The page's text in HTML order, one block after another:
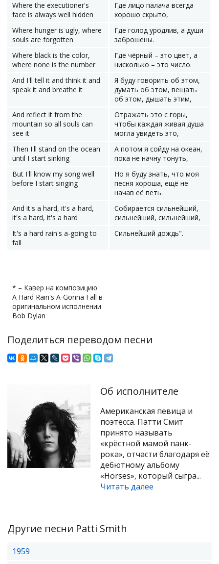
Where the executioner's
face is always well hidden
Где лицо палача всегда
хорошо скрыто,
Where hunger is ugly, where
souls are forgotten
Где голод уродлив, а души
заброшены.
Where black is the color,
where none is the number
Где чёрный – это цвет, а
нисколько – это число.
And I'll tell it and think it and
speak it and breathe it
Я буду говорить об этом,
думать об этом, вещать
об этом, дышать этим,
And reflect it from the
mountain so all souls can
see it
Отражать это с горы,
чтобы каждая живая душа
могла увидеть это,
Then I'll stand on the ocean
until I start sinking
А потом я сойду на океан,
пока не начну тонуть,
But I'll know my song well
before I start singing
Но я буду знать, что моя
песня хороша, ещё не
начав её петь.
And it's a hard, it's a hard,
it's a hard, it's a hard
Собирается сильнейший,
сильнейший, сильнейший,
It's a hard rain's a-going to
fall
Сильнейший дождь".
* – Кавер на композицию
A Hard Rain's A-Gonna Fall в
оригинальном исполнении
Bob Dylan
Поделиться переводом песни
Об исполнителе
Американская певица и
поэтесса. Патти Смит
принято называть
«крёстной мамой панк-
рока», отчасти благодаря её
дебютному альбому
«Horses», который сыгра...
Читать далее
Другие песни Patti Smith
1959